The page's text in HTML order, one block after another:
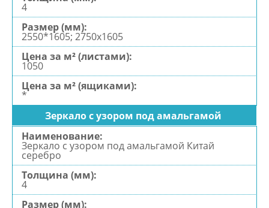
4
2550*1605; 2750х1605
1050
*
Зеркало с узором под амальгамой
Зеркало с узором под амальгамой Китай
серебро
4